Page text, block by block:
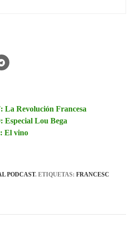
La Revolución Francesa
Especial Lou Bega
El vino
PODCAST. ETIQUETAS: FRANCESC